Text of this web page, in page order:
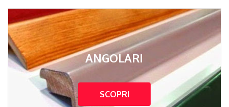
ANGOLARI
SCOPRI